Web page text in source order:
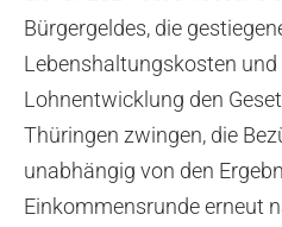
Bürgergeldes, die
Lebenshaltungskosten
Lohnentwicklung den
Thüringen zwingen, die
unabhängig von den
Einkommensrunde erneut